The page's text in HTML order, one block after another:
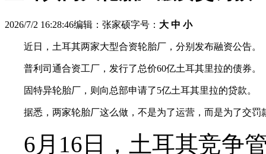
2026/7/2 16:28:46编辑：张家硕字号： 大 中 小
近日，土耳其两家大型合资轮胎厂，分别发布融资公告。
普利司通合资工厂，发行了总价60亿土耳其里拉的债券。
固特异轮胎厂，则向总部申请了5亿土耳其里拉的贷款。
据悉，两家轮胎厂这么做，不是为了运营，而是为了交罚
6月16日，土耳其竞争